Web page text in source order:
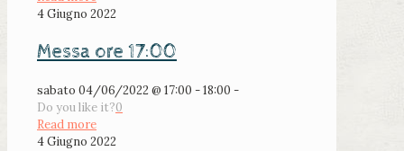
4 Giugno 2022
Messa ore 17:00
sabato 04/06/2022 @ 17:00 - 18:00 -
Do you like it?0
Read more
4 Giugno 2022